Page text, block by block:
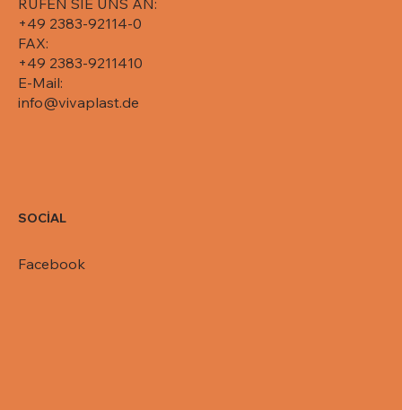
+49 2383-92114-0
FAX:
+49 2383-9211410
E-Mail:
info@vivaplast.de
SOCİAL
Facebook